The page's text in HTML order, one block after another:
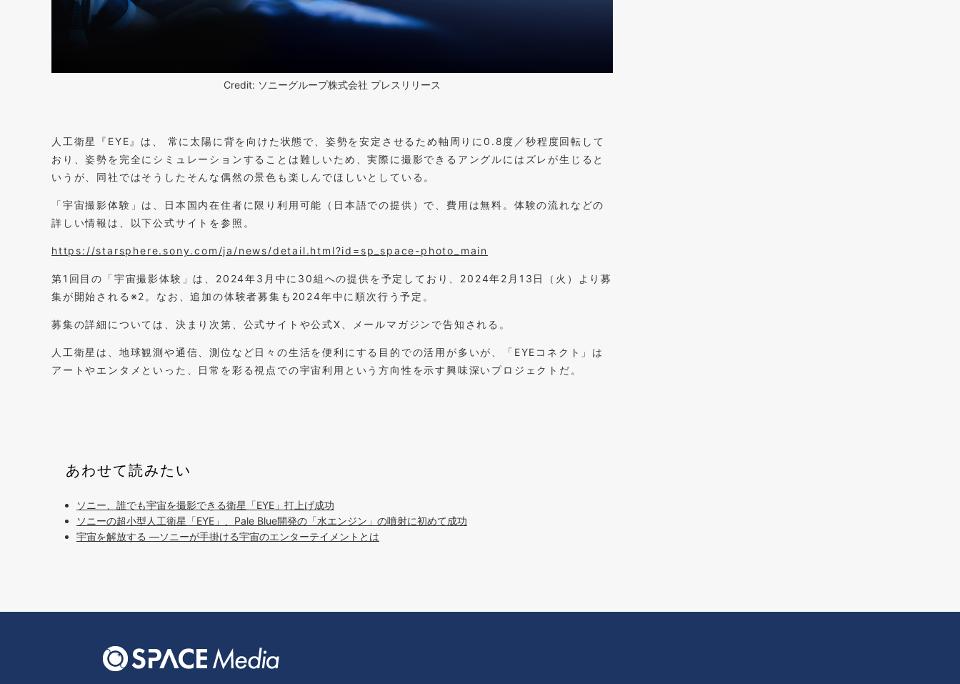
Credit: ソニーグループ株式会社 プレスリリース
人工衛星『EYE』は、 常に太陽に背を向けた状態で、姿勢を安定させるため軸周りに0.8度／秒程度回転して
おり、姿勢を完全にシミュレーションすることは難しいため、実際に撮影できるアングルにはズレが生じると
いうが、同社ではそうしたそんな偶然の景色も楽しんでほしいとしている。
「宇宙撮影体験」は、日本国内在住者に限り利用可能（日本語での提供）で、費用は無料。体験の流れなどの
詳しい情報は、以下公式サイトを参照。
https://starsphere.sony.com/ja/news/detail.html?id=sp_space-photo_main
第1回目の「宇宙撮影体験」は、2024年3月中に30組への提供を予定しており、2024年2月13日（火）より募
集が開始される※2。なお、追加の体験者募集も2024年中に順次行う予定。
募集の詳細については、決まり次第、公式サイトや公式X、メールマガジンで告知される。
人工衛星は、地球観測や通信、測位など日々の生活を便利にする目的での活用が多いが、「EYEコネクト」は
アートやエンタメといった、日常を彩る視点での宇宙利用という方向性を示す興味深いプロジェクトだ。
あわせて読みたい
ソニー、誰でも宇宙を撮影できる衛星「EYE」打上げ成功
ソニーの超小型人工衛星「EYE」、Pale Blue開発の「水エンジン」の噴射に初めて成功
宇宙を解放する ―ソニーが手掛ける宇宙のエンターテイメントとは